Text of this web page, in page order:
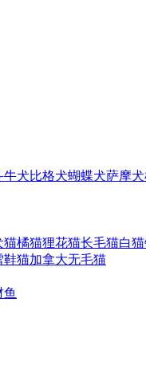
牛犬比格犬蝴蝶犬萨摩犬
猫橘猫狸花猫长毛猫白猫
鞋猫加拿大无毛猫
鱼